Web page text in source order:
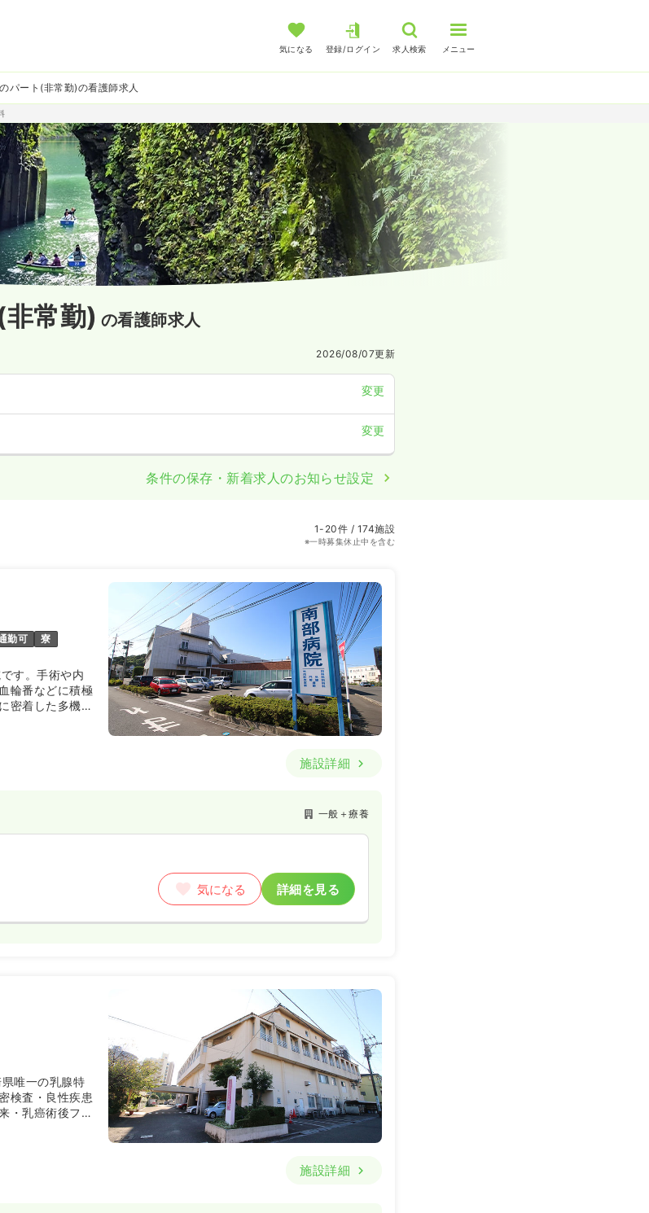
気になる 登録/ログイン 求人検索 メニュー
パート(非常勤)の看護師求人
常勤) の看護師求人
2026/08/07更新
変更
変更
条件の保存・新着求人のお知らせ設定
1-20件 / 174施設
※一時募集休止中を含む
勤可 寮
す。手術や内
輪番などに積極
密着した多機能
献を続けていま
施設詳細
一般＋療養
気になる 詳細を見る
唯一の乳腺特
検査・良性疾患
・乳癌術後フォ
しています。ま
Ver.6.0)でもあ
外科学会外科専
施設詳細